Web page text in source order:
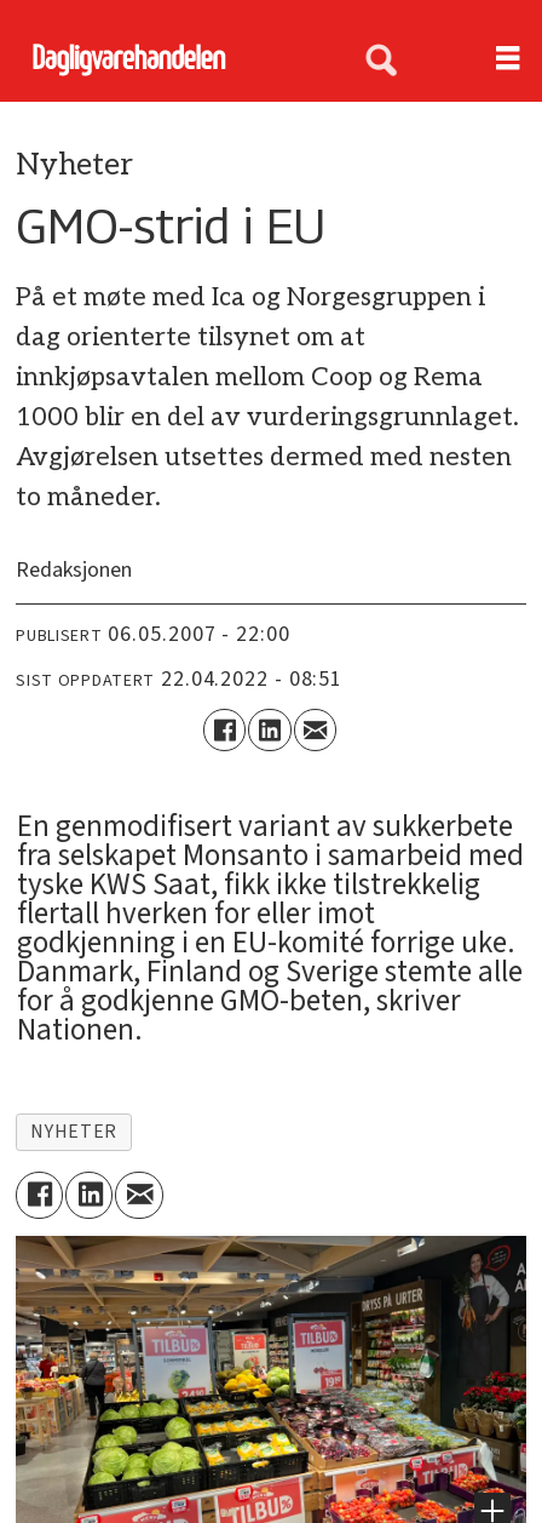
Nyheter
GMO-strid i EU
På et møte med Ica og Norgesgruppen i
dag orienterte tilsynet om at
innkjøpsavtalen mellom Coop og Rema
1000 blir en del av vurderingsgrunnlaget.
Avgjørelsen utsettes dermed med nesten
to måneder.
Redaksjonen
PUBLISERT 06.05.2007 - 22:00
SIST OPPDATERT 22.04.2022 - 08:51
En genmodifisert variant av sukkerbete
fra selskapet Monsanto i samarbeid med
tyske KWS Saat, fikk ikke tilstrekkelig
flertall hverken for eller imot
godkjenning i en EU-komité forrige uke.
Danmark, Finland og Sverige stemte alle
for å godkjenne GMO-beten, skriver
Nationen.
NYHETER